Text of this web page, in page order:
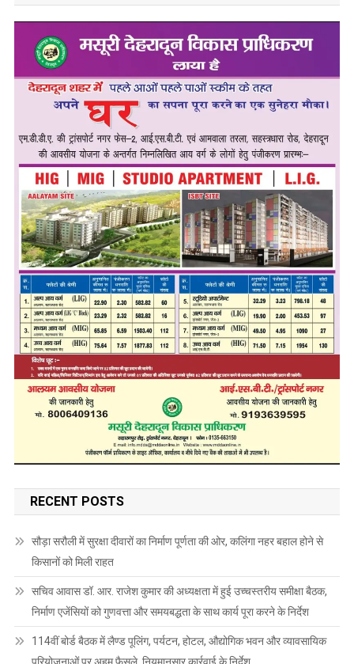
RECENT POSTS
सौड़ा सरौली में सुरक्षा दीवारों का निर्माण पूर्णता की ओर, कलिंगा नहर बहाल होने से
किसानों को मिली राहत
सचिव आवास डॉ. आर. राजेश कुमार की अध्यक्षता में हुई उच्चस्तरीय समीक्षा बैठक,
निर्माण एजेंसियों को गुणवत्ता और समयबद्धता के साथ कार्य पूरा करने के निर्देश
114वीं बोर्ड बैठक में लैण्ड पूलिंग, पर्यटन, होटल, औद्योगिक भवन और व्यावसायिक